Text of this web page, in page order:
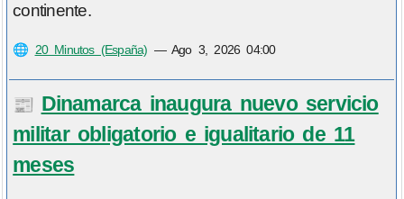
continente.
🌐 20 Minutos (España) —Ago 3, 2026 04:00
📰 Dinamarca inaugura nuevo servicio
militar obligatorio e igualitario de 11
meses